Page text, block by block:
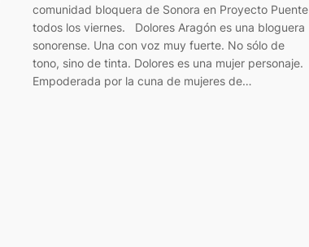
comunidad bloquera de Sonora en Proyecto Puente
todos los viernes. Dolores Aragón es una bloguera
sonorense. Una con voz muy fuerte. No sólo de
tono, sino de tinta. Dolores es una mujer personaje.
Empoderada por la cuna de mujeres de…